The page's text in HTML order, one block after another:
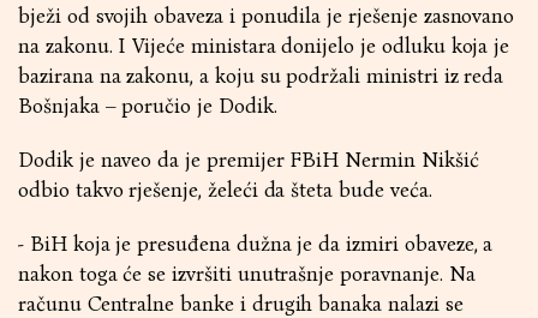
bježi od svojih obaveza i ponudila je rješenje zasnovano
na zakonu. I Vijeće ministara donijelo je odluku koja je
bazirana na zakonu, a koju su podržali ministri iz reda
Bošnjaka – poručio je Dodik.
Dodik je naveo da je premijer FBiH Nermin Nikšić
odbio takvo rješenje, želeći da šteta bude veća.
- BiH koja je presuđena dužna je da izmiri obaveze, a
nakon toga će se izvršiti unutrašnje poravnanje. Na
računu Centralne banke i drugih banaka nalazi se